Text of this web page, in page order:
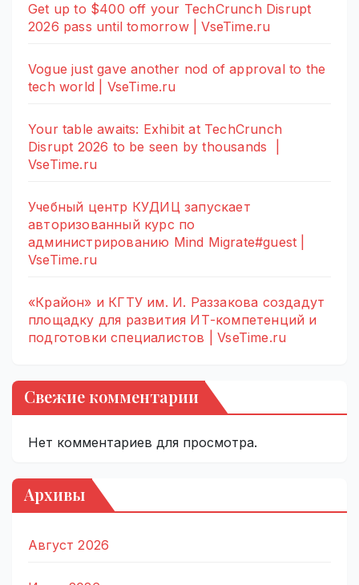
Get up to $400 off your TechCrunch Disrupt
2026 pass until tomorrow | VseTime.ru
Vogue just gave another nod of approval to the
tech world | VseTime.ru
Your table awaits: Exhibit at TechCrunch
Disrupt 2026 to be seen by thousands |
VseTime.ru
Учебный центр КУДИЦ запускает
авторизованный курс по
администрированию Mind Migrate#guest |
VseTime.ru
«Крайон» и КГТУ им. И. Раззакова создадут
площадку для развития ИТ-компетенций и
подготовки специалистов | VseTime.ru
Свежие комментарии
Нет комментариев для просмотра.
Архивы
Август 2026